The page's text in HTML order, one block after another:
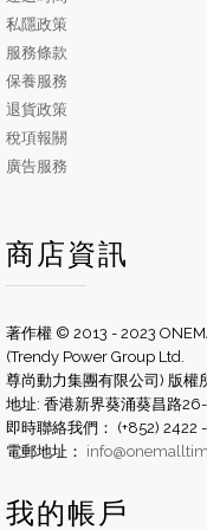
私隱政策
服務條款
保養服務
退貨政策
稅項報關
廣告服務
商店資訊
著作權 © 2013 - 2023
(Trendy Power Group Ltd.
尊尚動力集團有限公司) 版權
地址: 香港新界葵涌葵昌路
即時聯絡我們： (+852) 2422
電郵地址：
我的帳戶